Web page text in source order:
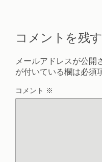
コメントを残す
メールアドレスが公開
が付いている欄は必須
コメント ※